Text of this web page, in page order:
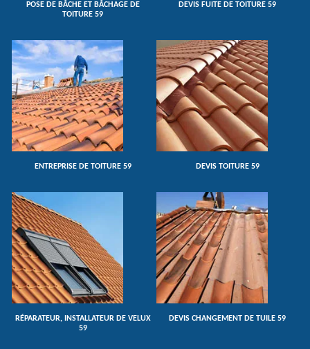
POSE DE BÂCHE ET BÂCHAGE DE
TOITURE 59
DEVIS FUITE DE TOITURE 59
ENTREPRISE DE TOITURE 59 DEVIS TOITURE 59
RÉPARATEUR, INSTALLATEUR DE VELUX
59
DEVIS CHANGEMENT DE TUILE 59